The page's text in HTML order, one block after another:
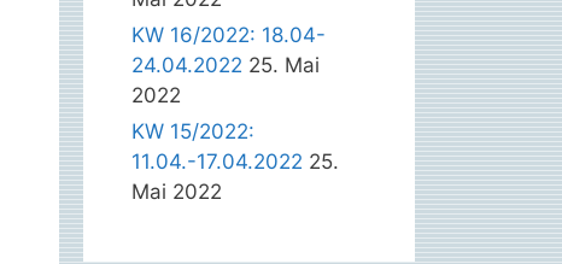
KW 16/2022: 18.04-
24.04.2022 25. Mai
2022
KW 15/2022:
11.04.-17.04.2022 25.
Mai 2022